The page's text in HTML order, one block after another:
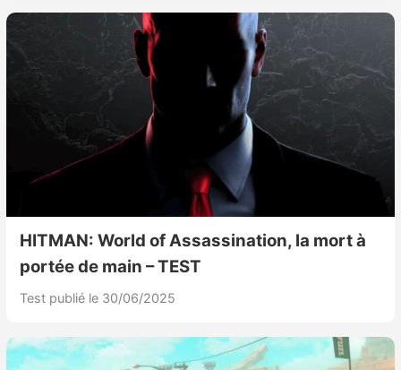
HITMAN: World of Assassination, la mort à
portée de main – TEST
Test publié le 30/06/2025